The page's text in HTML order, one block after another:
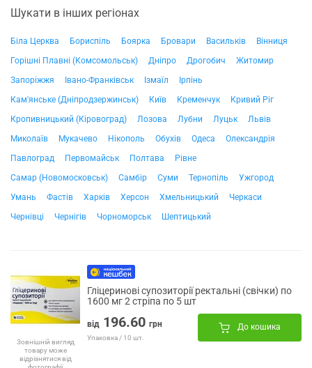
Шукати в інших регіонах
Біла Церква Бориспіль Боярка Бровари Васильків
Вінниця
Горішні Плавні (Комсомольськ)
Дніпро Дрогобич
Житомир
Запоріжжя
Івано-Франківськ Ізмаїл
Ірпінь
Кам'янське (Дніпродзержинськ)
Київ Кременчук
Кривий Ріг
Кропивницький (Кіровоград)
Лозова Лубни Луцьк
Львів
Миколаїв
Мукачево Нікополь Обухів Одеса
Олександрія
Павлоград
Первомайськ Полтава
Рівне
Самар (Новомосковськ)
Самбір Суми Тернопіль
Ужгород
Умань
Фастів Харків Херсон Хмельницький
Черкаси
Чернівці
Чернігів Чорноморськ Шептицький
Зовнішній вигляд
товару може
відрізнятися від
Гліцеринові супозиторії ректальні (свічки) по
1600 мг 2 стріпа по 5 шт
від 196.60 грн
Упаковка / 10 шт.
До кошика